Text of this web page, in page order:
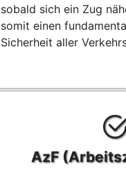
sobald sich ein Zug
somit einen
Sicherheit aller
AzF